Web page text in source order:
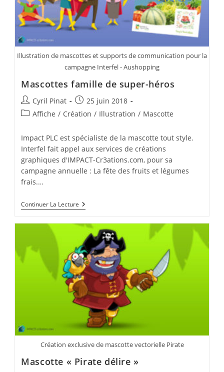
Illustration de mascottes et supports de communication pour la
campagne Interfel - Aushopping
Mascottes famille de super-héros
Auteur/autrice
de
Cyril Pinat
Publication
publiée :
25 juin 2018
PostAffiche / Création / Illustration / Mascotte
Impact PLC est spécialiste de la mascotte tout style.
Interfel fait appel aux services de créations
graphiques d'IMPACT-Cr3ations.com, pour sa
campagne annuelle : La fête des fruits et légumes
frais.…
Continuer La Lecture Mascottes
Famille
Super-
Héros
Création exclusive de mascotte vectorielle Pirate
Mascotte « Pirate délire »